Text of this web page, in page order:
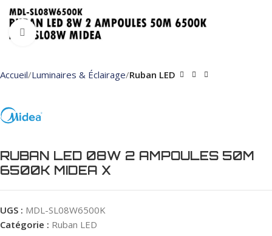
Click to enlarge
Accueil Luminaires & Éclairage Ruban LED
RUBAN LED 08W 2 AMPOULES 50M
6500K MIDEA X
UGS : MDL-SL08W6500K
Catégorie : Ruban LED